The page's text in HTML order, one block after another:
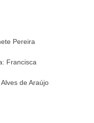
Pereira
Francisca
de Araújo